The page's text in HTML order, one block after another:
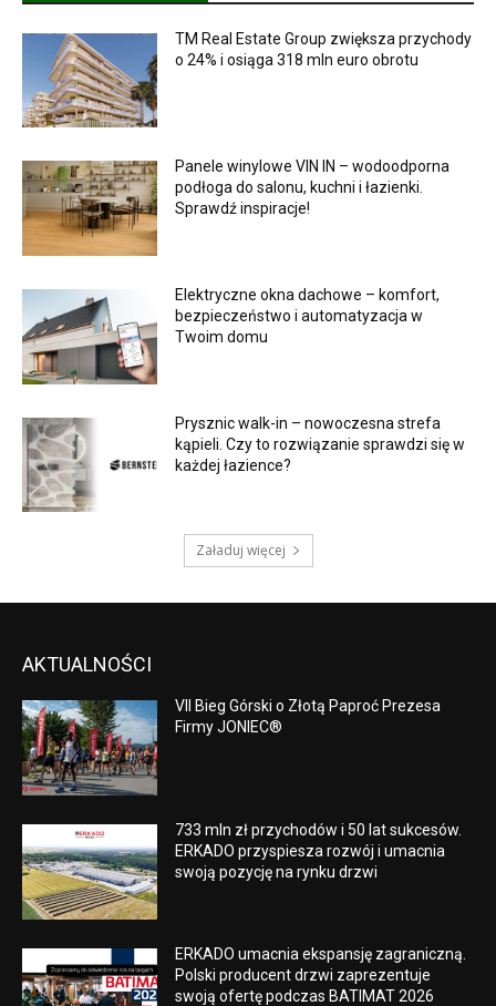
TM Real Estate Group zwiększa przychody
o 24% i osiąga 318 mln euro obrotu
Panele winylowe VIN IN – wodoodporna
podłoga do salonu, kuchni i łazienki.
Sprawdź inspiracje!
Elektryczne okna dachowe – komfort,
bezpieczeństwo i automatyzacja w
Twoim domu
Prysznic walk-in – nowoczesna strefa
kąpieli. Czy to rozwiązanie sprawdzi się w
każdej łazience?
Załaduj więcej
AKTUALNOŚCI
VII Bieg Górski o Złotą Paproć Prezesa
Firmy JONIEC®
733 mln zł przychodów i 50 lat sukcesów.
ERKADO przyspiesza rozwój i umacnia
swoją pozycję na rynku drzwi
ERKADO umacnia ekspansję zagraniczną.
Polski producent drzwi zaprezentuje
swoją ofertę podczas BATIMAT 2026